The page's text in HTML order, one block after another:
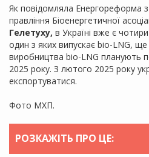
Як повідомляла Енергореформа
правління Біоенергетичної
Гелетуху, в Україні вже є
один з яких випускає bio-LNG,
виробництва bio-LNG планують
2025 року. З лютого 2025 року
експортуватися.
Фото МХП.
РОЗКАЖІТЬ ПРО ЦЕ: